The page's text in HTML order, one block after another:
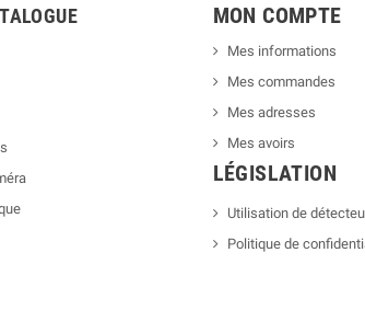
MON COMPTE
Mes informations
Mes commandes
Mes adresses
Mes avoirs
LÉGISLATION
Utilisation de
Politique de